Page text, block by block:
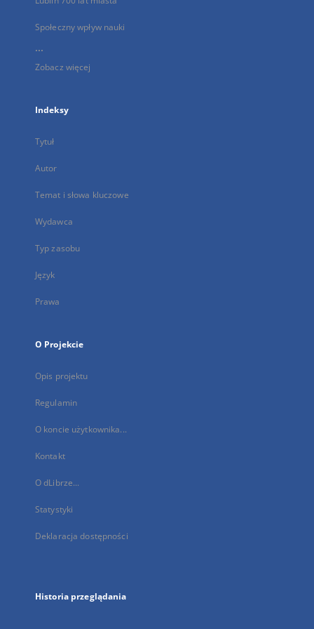
Społeczny wpływ nauki
...
Zobacz więcej
Indeksy
Tytuł
Autor
Temat i słowa kluczowe
Wydawca
Typ zasobu
Język
Prawa
O Projekcie
Opis projektu
Regulamin
O koncie użytkownika...
Kontakt
O dLibrze...
Statystyki
Deklaracja dostępności
Historia przeglądania